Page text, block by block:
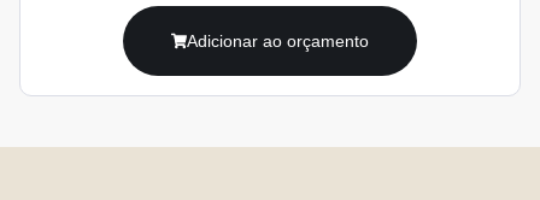
Adicionar ao orçamento